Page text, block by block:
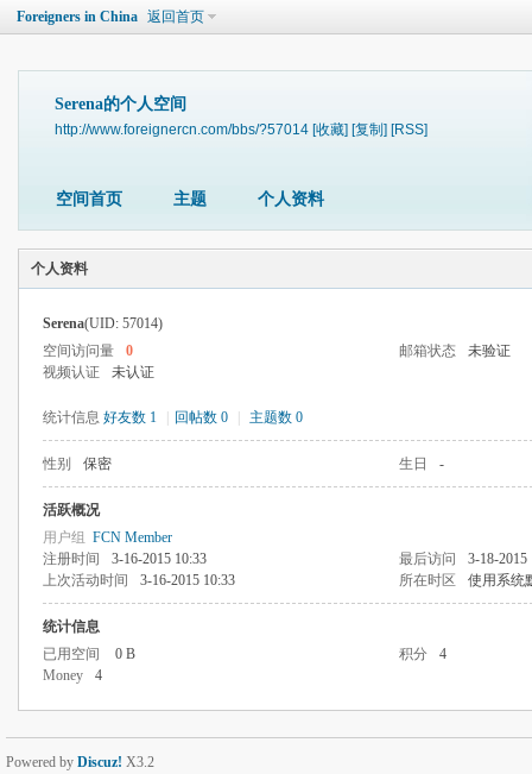
Foreigners in China 返回首页
Serena的个人空间
http://www.foreignercn.com/bbs/?57014 [收藏] [复制] [RSS]
空间首页 主题 个人资料
个人资料
Serena(UID: 57014)
空间访问量
0 邮箱状态
未验证
视频认证
未认证
统计信息 好友数 1 回帖数 0 主题数 0
性别 保密 生日 -
活跃概况
用户组 FCN Member
注册时间
3-16-2015 10:33 最后访问
3-18-2015
上次活动时间
3-16-2015 10:33 所在时区 使用系统
统计信息
已用空间
0 B 积分
4
Money
4
Powered by Discuz! X3.2